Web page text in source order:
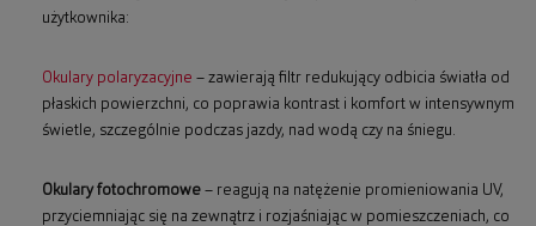
użytkownika:
Okulary polaryzacyjne – zawierają filtr redukujący odbicia światła od
płaskich powierzchni, co poprawia kontrast i komfort w intensywnym
świetle, szczególnie podczas jazdy, nad wodą czy na śniegu.
Okulary fotochromowe – reagują na natężenie promieniowania UV,
przyciemniając się na zewnątrz i rozjaśniając w pomieszczeniach, co